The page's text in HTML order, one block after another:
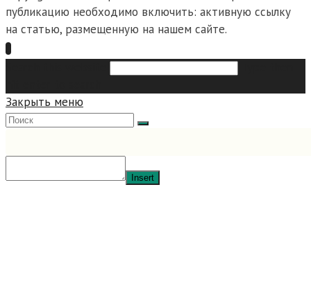
публикацию необходимо включить: активную ссылку
на статью, размещенную на нашем сайте.
Закрыть меню
Insert